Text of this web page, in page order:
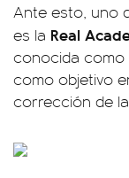
Ante esto, uno
es la Real
conocida como
como objetivo
corrección de